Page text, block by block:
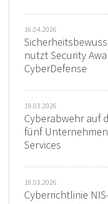
16.04.2026
nutzt Security
CyberDefense
19.03.2026
Cyberabwehr auf
fünf
Services
18.03.2026
Cyberrichtlinie